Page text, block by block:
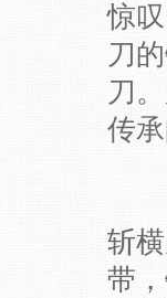
惊
刀
刀
传
斩
带